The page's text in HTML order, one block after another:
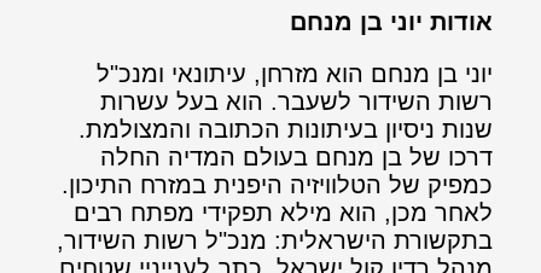
אודות יוני בן מנחם
יוני בן מנחם הוא מזרחן, עיתונאי ומנכ"ל
רשות השידור לשעבר. הוא בעל עשרות
שנות ניסיון בעיתונות הכתובה והמצולמת.
דרכו של בן מנחם בעולם המדיה החלה
כמפיק של הטלוויזיה היפנית במזרח התיכון.
לאחר מכן, הוא מילא תפקידי מפתח רבים
בתקשורת הישראלית: מנכ"ל רשות השידור,